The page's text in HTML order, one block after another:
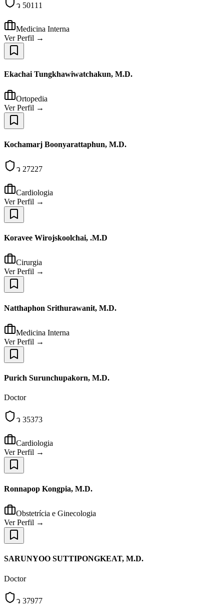
ว 50111
Medicina Interna
Ver Perfil →
Ekachai Tungkhawiwatchakun, M.D.
Ortopedia
Ver Perfil →
Kochamarj Boonyarattaphun, M.D.
ว 27227
Cardiologia
Ver Perfil →
Koravee Wirojskoolchai, .M.D
Cirurgia
Ver Perfil →
Natthaphon Srithurawanit, M.D.
Medicina Interna
Ver Perfil →
Purich Surunchupakorn, M.D.
Doctor
ว 35373
Cardiologia
Ver Perfil →
Ronnapop Kongpia, M.D.
Obstetrícia e Ginecologia
Ver Perfil →
SARUNYOO SUTTIPONGKEAT, M.D.
Doctor
ว 37977